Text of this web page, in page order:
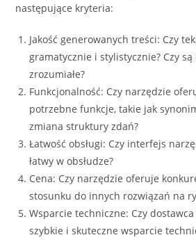
następujące kryteria:
Jakość generowanych treści: Czy
gramatycznie i stylistycznie? Czy
zrozumiałe?
Funkcjonalność: Czy narzędzie
potrzebne funkcje, takie jak
zmiana struktury zdań?
Łatwość obsługi: Czy interfejs
łatwy w obsłudze?
Cena: Czy narzędzie oferuje
stosunku do innych rozwiązań na
Wsparcie techniczne: Czy
szybkie i skuteczne wsparcie